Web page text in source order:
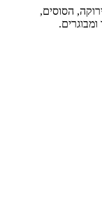
הסוסים,
ומבוגרים.